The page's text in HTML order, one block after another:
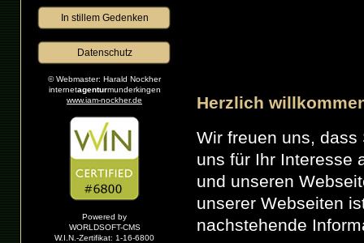
 In stillem Gedenken 
Datenschutz
© Webmaster: Harald Nockher
internetagenturmunderkingen
www.iam-nockher.de
Powered by
WORLDSOFT-CMS
W.I.N.-Zertifikat: 1-16-6800
Herzlich
Wir freuen uns,
uns für Ihr Interesse
und unseren
unserer Webseiten
nachstehende